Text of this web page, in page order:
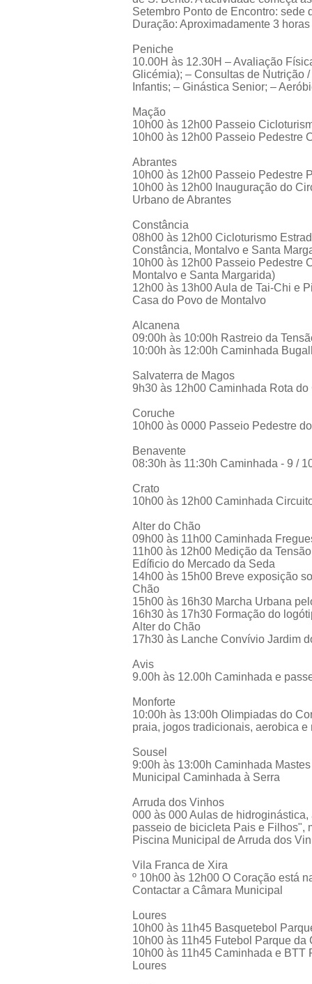
Setembro Ponto de Encontro: sede
Duração: Aproximadamente 3
Peniche
10.00H às 12.30H – Avaliação
Glicémia); – Consultas de Nutrição
Infantis; – Ginástica Senior; –
Mação
10h00 às 12h00 Passeio
10h00 às 12h00 Passeio Pedestre
Abrantes
10h00 às 12h00 Passeio Pedestre
10h00 às 12h00 Inauguração do
Urbano de Abrantes
Constância
08h00 às 12h00 Cicloturismo
Constância, Montalvo e Santa
10h00 às 12h00 Passeio Pedestre
Montalvo e Santa Margarida)
12h00 às 13h00 Aula de Tai-Chi e
Casa do Povo de Montalvo
Alcanena
09:00h às 10:00h Rastreio da
10:00h às 12:00h Caminhada
Salvaterra de Magos
9h30 às 12h00 Caminhada Rota
Coruche
10h00 às 0000 Passeio Pedestre
Benavente
08:30h às 11:30h Caminhada - 9 /
Crato
10h00 às 12h00 Caminhada
Alter do Chão
09h00 às 11h00 Caminhada
11h00 às 12h00 Medição da
Edíficio do Mercado da Seda
14h00 às 15h00 Breve exposição
Chão
15h00 às 16h30 Marcha Urbana
16h30 às 17h30 Formação do
Alter do Chão
17h30 às Lanche Convívio Jardim
Avis
9.00h às 12.00h Caminhada e
Monforte
10:00h às 13:00h Olimpiadas do
praia, jogos tradicionais, aerobica
Sousel
9:00h às 13:00h Caminhada
Municipal Caminhada à Serra
Arruda dos Vinhos
000 às 000 Aulas de
passeio de bicicleta Pais e Filhos",
Piscina Municipal de Arruda dos
Vila Franca de Xira
º 10h00 às 12h00 O Coração está
Contactar a Câmara Municipal
Loures
10h00 às 11h45 Basquetebol
10h00 às 11h45 Futebol Parque da
10h00 às 11h45 Caminhada e BTT
Loures